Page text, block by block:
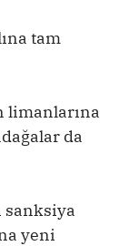
tam
limanlarına
da
sanksiya
yeni